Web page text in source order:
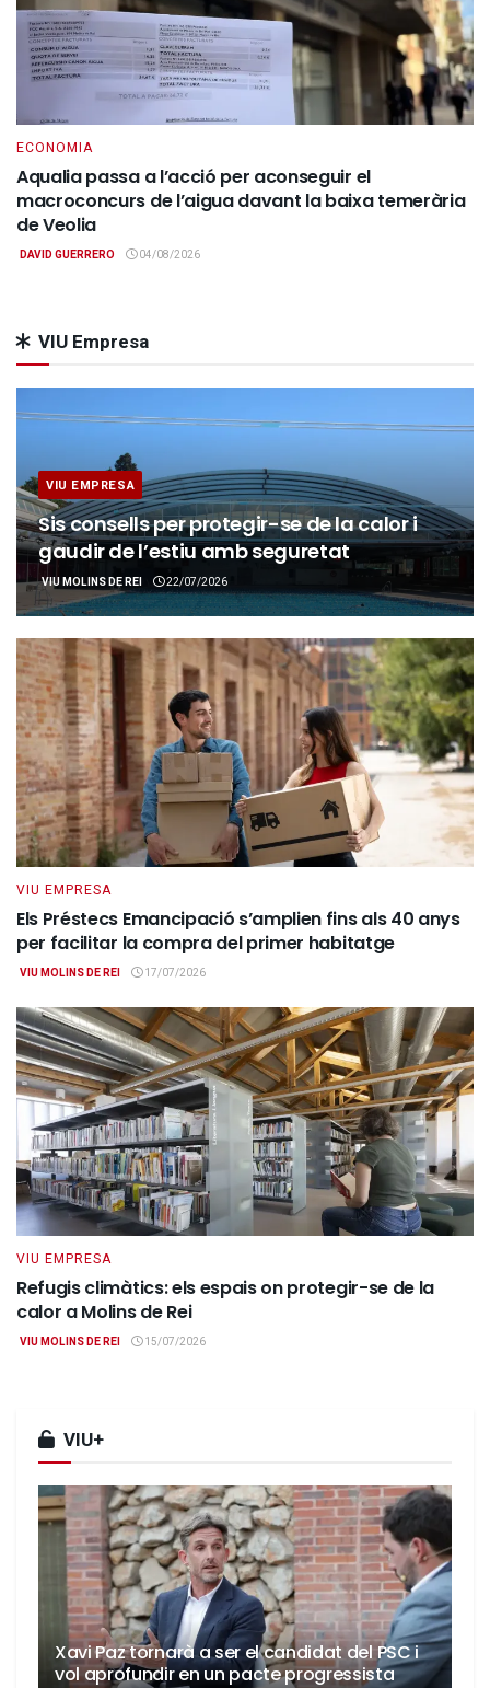
ECONOMIA
Aqualia passa a l’acció per aconseguir el
macroconcurs de l’aigua davant la baixa temerària
de Veolia
DAVID GUERRERO 04/08/2026
VIU Empresa
VIU EMPRESA
Sis consells per protegir-se de la calor i
gaudir de l’estiu amb seguretat
VIU MOLINS DE REI 22/07/2026
VIU EMPRESA
Els Préstecs Emancipació s’amplien fins als 40 anys
per facilitar la compra del primer habitatge
VIU MOLINS DE REI 17/07/2026
VIU EMPRESA
Refugis climàtics: els espais on protegir-se de la
calor a Molins de Rei
VIU MOLINS DE REI 15/07/2026
VIU+
Xavi Paz tornarà a ser el candidat del PSC i
vol aprofundir en un pacte progressista